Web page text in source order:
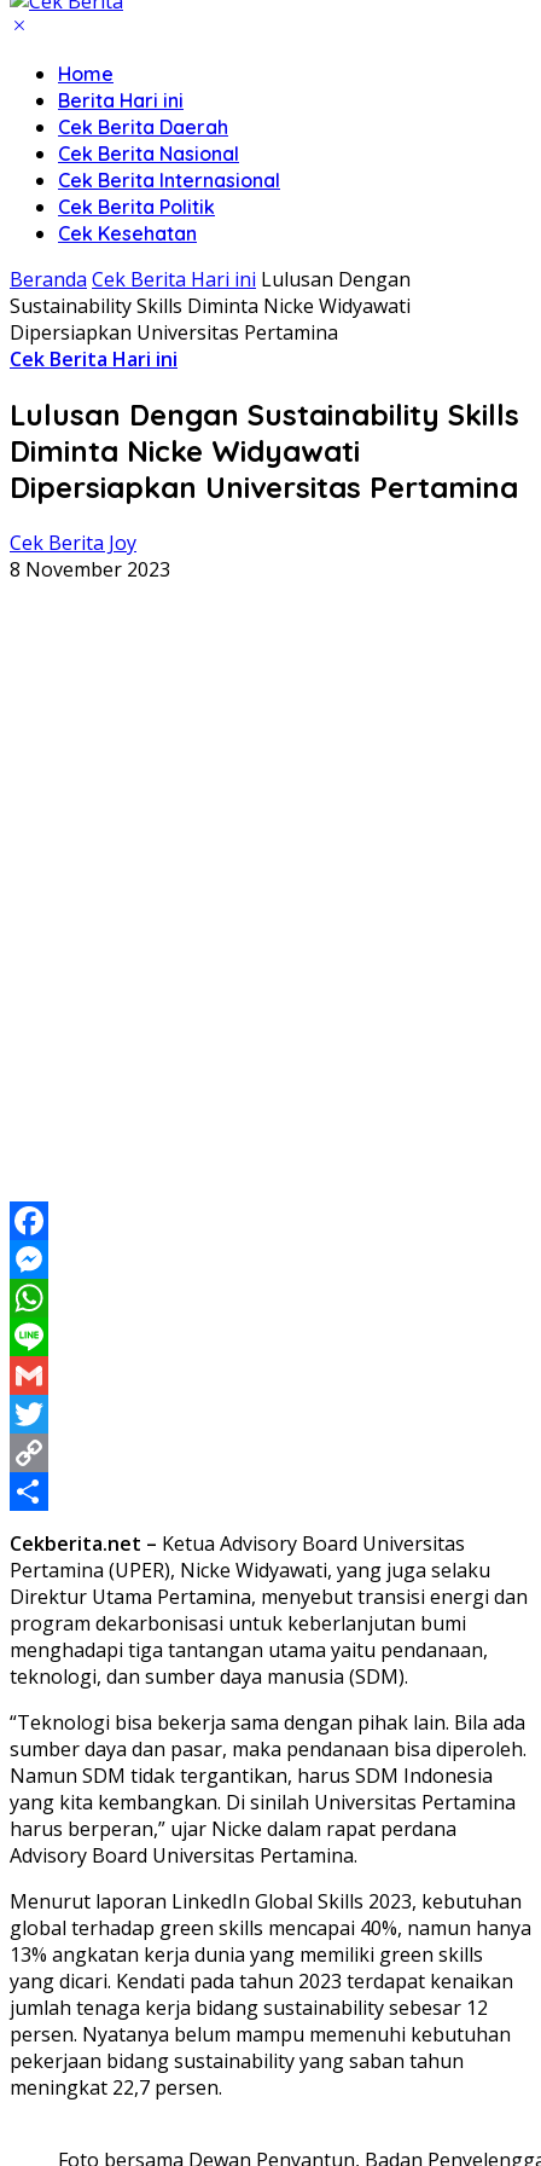
Home
Berita Hari ini
Cek Berita Daerah
Cek Berita Nasional
Cek Berita Internasional
Cek Berita Politik
Cek Kesehatan
Beranda Cek Berita Hari ini Lulusan Dengan
Sustainability Skills Diminta Nicke Widyawati
Dipersiapkan Universitas Pertamina
Cek Berita Hari ini
Lulusan Dengan Sustainability Skills
Diminta Nicke Widyawati
Dipersiapkan Universitas Pertamina
Cek Berita Joy
8 November 2023
Facebook
Messenger
WhatsApp
Line
Gmail
Twitter
Copy
Link
Share
Cekberita.net – Ketua Advisory Board Universitas
Pertamina (UPER), Nicke Widyawati, yang juga selaku
Direktur Utama Pertamina, menyebut transisi energi dan
program dekarbonisasi untuk keberlanjutan bumi
menghadapi tiga tantangan utama yaitu pendanaan,
teknologi, dan sumber daya manusia (SDM).
“Teknologi bisa bekerja sama dengan pihak lain. Bila ada
sumber daya dan pasar, maka pendanaan bisa diperoleh.
Namun SDM tidak tergantikan, harus SDM Indonesia
yang kita kembangkan. Di sinilah Universitas Pertamina
harus berperan,” ujar Nicke dalam rapat perdana
Advisory Board Universitas Pertamina.
Menurut laporan LinkedIn Global Skills 2023, kebutuhan
global terhadap green skills mencapai 40%, namun hanya
13% angkatan kerja dunia yang memiliki green skills
yang dicari. Kendati pada tahun 2023 terdapat kenaikan
jumlah tenaga kerja bidang sustainability sebesar 12
persen. Nyatanya belum mampu memenuhi kebutuhan
pekerjaan bidang sustainability yang saban tahun
meningkat 22,7 persen.
Foto bersama Dewan Penyantun, Badan